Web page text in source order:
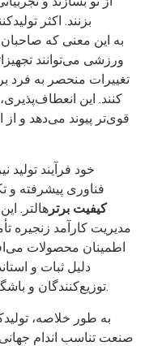
بزنند. اکثر
به این معنی که
ورزشی می‌توانند
تغییرات منحصر به فرد
کنند. این
قوی‌تر پیوند می‌دهد و
خود فرآیند تولید
فناوری پیشرفته و
کیفیت برترهالتر.
مدیریت کارآمد زنجیره
اطمینان محصولات
دلیل ثبات و
توزیع‌کنندگان و باشگاه‌های ورزشی در سراسر جهان هستند.
به طور خلاصه،
صنعت تناسب اندام جهانی